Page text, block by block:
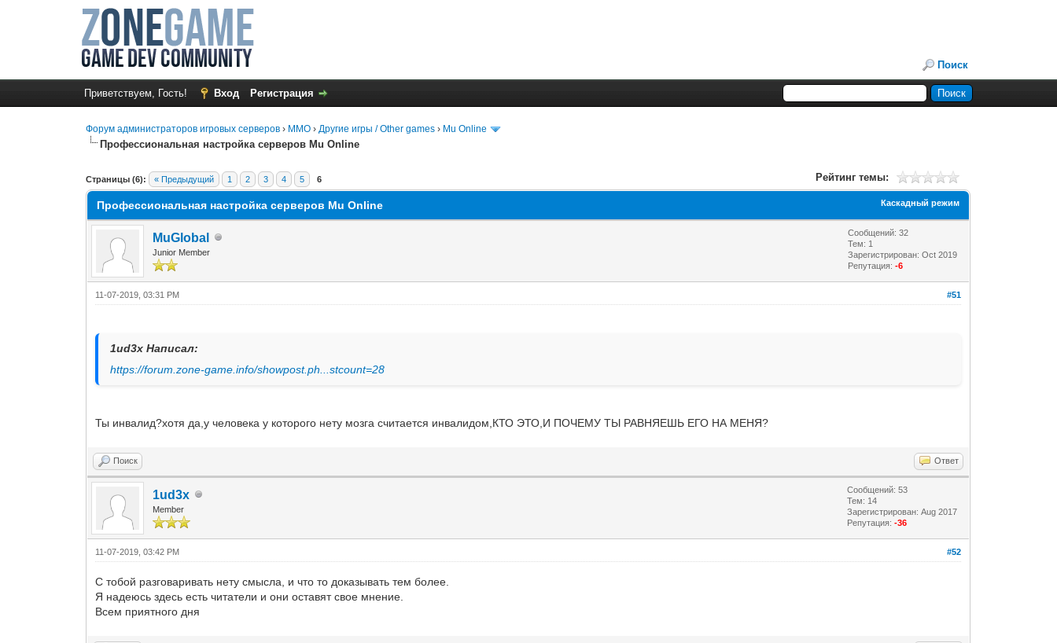
Поиск
Приветствуем, Гость! Вход Регистрация
Форум администраторов игровых серверов › MMO ›Другие игры / Other games › Mu Online
Профессиональная настройка серверов Mu Online
Страницы (6): « Предыдущий 1 2 3 4 5 6 Рейтинг темы:
0 Голос(ов) - 0 в среднем
1
2
3
4
5
Каскадный режим
Профессиональная настройка серверов Mu Online
MuGlobal
Junior Member
Сообщений: 32
Тем: 1
Зарегистрирован: Oct 2019
Репутация:-6
#51
11-07-2019, 03:31 PM
1ud3x Написал:
https://forum.zone-game.info/showpost.ph...stcount=28
Ты инвалид?хотя да,у человека у которого нету мозга считается инвалидом,КТО ЭТО,И ПОЧЕМУ ТЫ РАВНЯЕШЬ ЕГО НА МЕНЯ?
Поиск Ответ
1ud3x
Member
Сообщений: 53
Тем: 14
Зарегистрирован: Aug 2017
Репутация:-36
#52
11-07-2019, 03:42 PM
С тобой разговаривать нету смысла, и что то доказывать тем более.
Я надеюсь здесь есть читатели и они оставят свое мнение.
Всем приятного дня